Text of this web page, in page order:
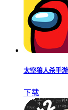
太空狼人杀手游
下载